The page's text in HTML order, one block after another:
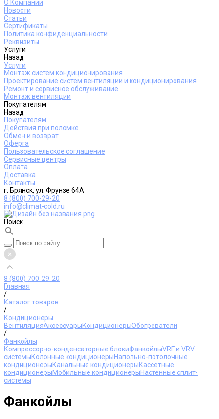
О Компании
Новости
Статьи
Сертификаты
Политика конфиденциальности
Реквизиты
Услуги
Назад
Услуги
Монтаж систем кондиционирования
Проектирование систем вентиляции и кондиционирования
Ремонт и сервисное обслуживание
Монтаж вентиляции
Покупателям
Назад
Покупателям
Действия при поломке
Обмен и возврат
Оферта
Пользовательское соглашение
Сервисные центры
Оплата
Доставка
Контакты
г. Брянск, ул. Фрунзе 64А
8 (800) 700-29-20
info@climat-cold.ru
Поиск
8 (800) 700-29-20
Главная
/
Каталог товаров
/
Кондиционеры
ВентиляцияАксессуарыКондиционерыОбогреватели
/
Фанкойлы
Компрессорно-конденсаторные блокиФанкойлыVRF и VRV
системыКолонные кондиционерыНапольно-потолочные
кондиционерыКанальные кондиционерыКассетные
кондиционерыМобильные кондиционерыНастенные сплит-
системы
Фанкойлы